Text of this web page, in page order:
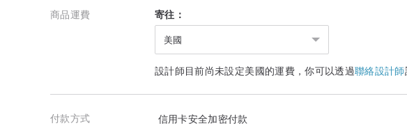
商品運費 寄往：
美國
設計師目前尚未設定美國的運費，你可以透過聯絡設計師
付款方式
信用卡安全加密付款